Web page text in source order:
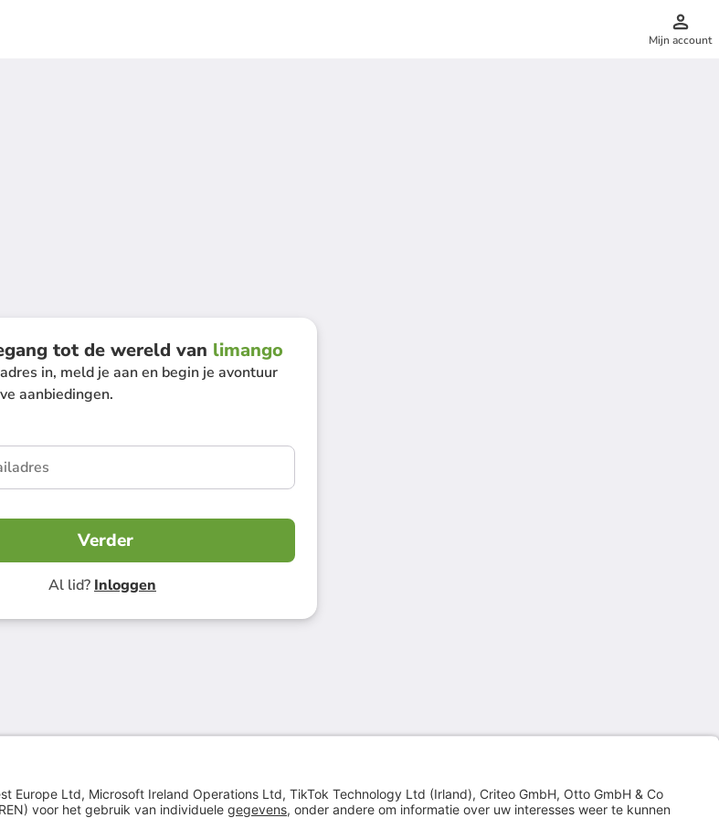
Mijn account
tot de wereld van limango
in, meld je aan en begin je avontuur
aanbiedingen.
Verder
Al lid? Inloggen